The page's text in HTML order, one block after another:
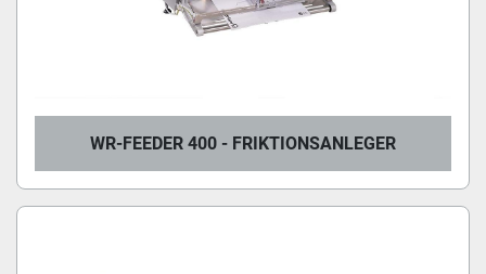
WR-FEEDER 400 - FRIKTIONSANLEGER